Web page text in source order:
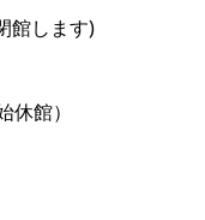
館します)
館）